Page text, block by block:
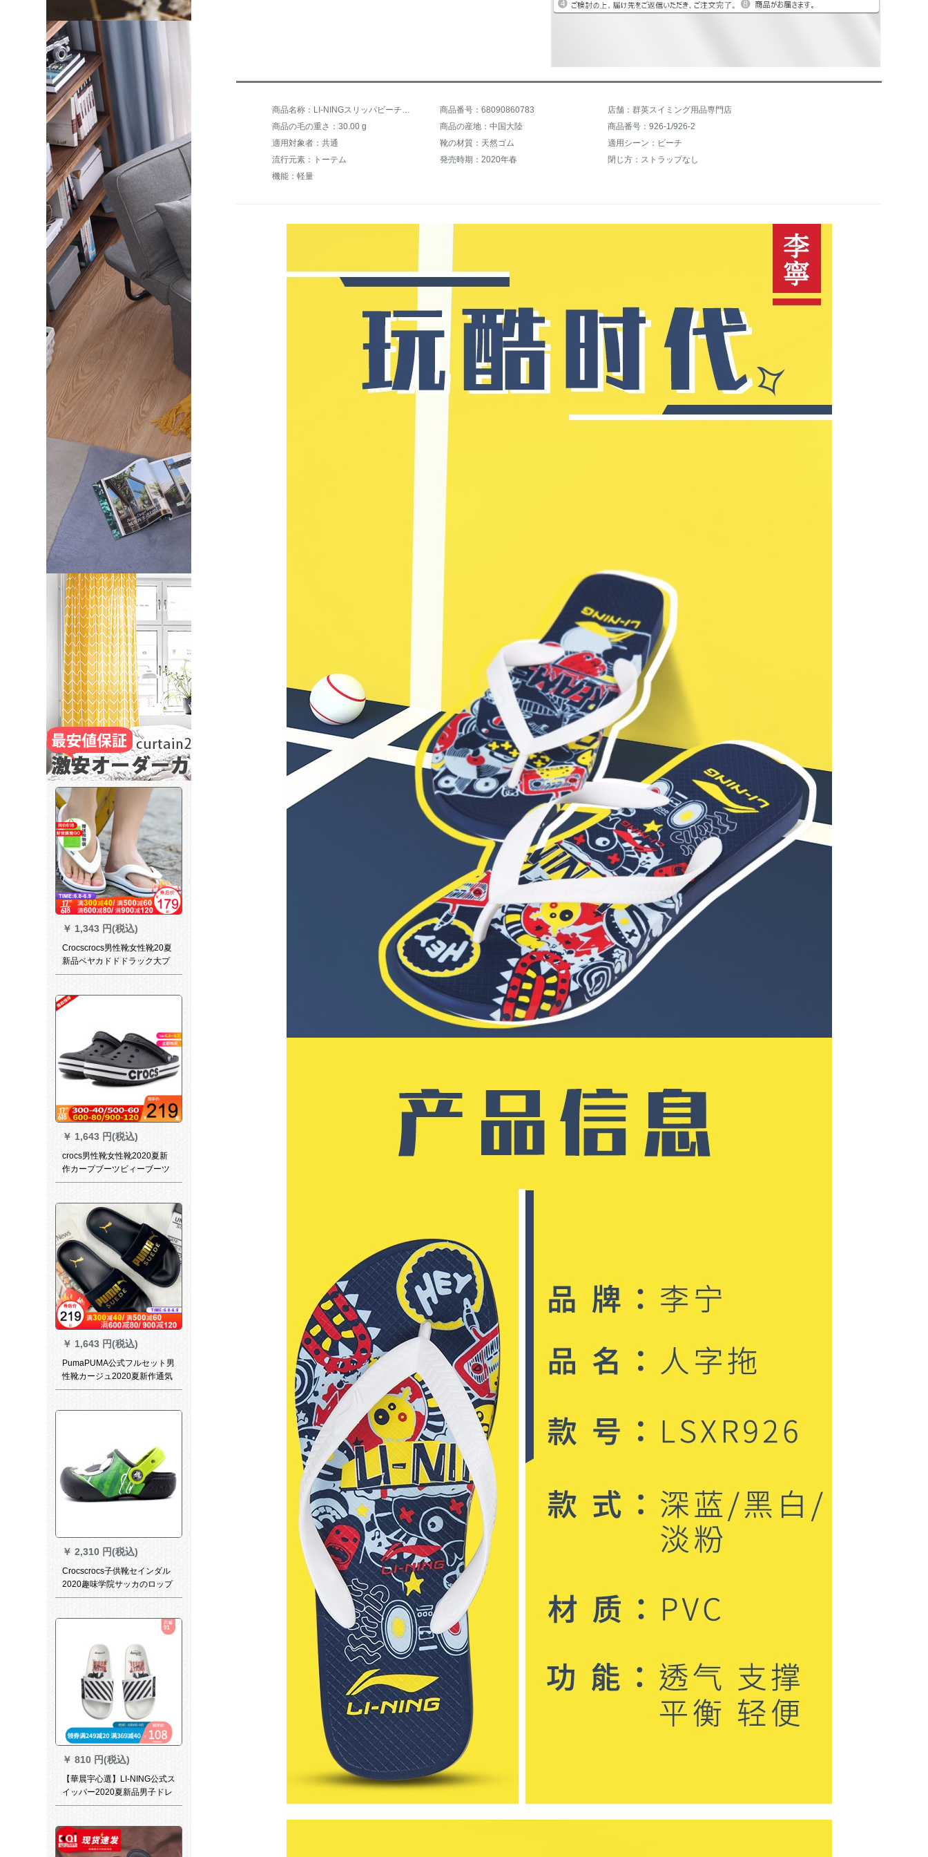
￥ 1,343 円(税込)
Crocscrocs男性靴女性靴20夏
新品ベヤカドドドラック大プ
レストロック平底住宅洞靴耐
206233-146/男女同モデル主
￥ 1,643 円(税込)
crocs男性靴女性靴2020夏新
作カープブーツビィーブーツ
軽便で通気性滑り止めパンケ
スケースケースホールブーツ
￥ 1,643 円(税込)
PumaPUMA公式フルセット男
性靴カージュ2020夏新作通気
性サンダー日常生活サーダン
￥ 2,310 円(税込)
Crocscrocs子供靴セインダル
2020趣味学院サッカのロップ
のスポットライト20514-001/
￥ 810 円(税込)
【華晨宇心選】LI-NING公式ス
イッパー2020夏新品男子ドレ
ンストストリットパッドフィ
標準白/標準黒-5 42
商品名称：LI-NINGスリッパビーチ靴夏の屋外の冷たい足を引っ張って男性/女性が滑り止めます。耐摩耗性スリッパのファッションは簡単です。 商品番号：68090860783
店舗：群英スイミング用品専門店
商品の毛の重さ：30.00 g
商品の産地：中国大陸
商品番号：926-1/926-2
適用対象者：共通
靴の材質：天然ゴム
適用シーン：ビーチ
流行元素：トーテム
発売時期：2020年春
閉じ方：ストラップなし
機能：軽量